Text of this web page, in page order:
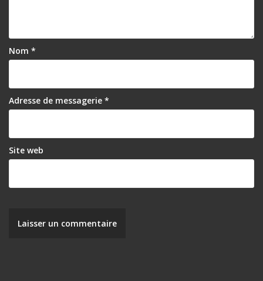
Nom *
Adresse de messagerie *
Site web